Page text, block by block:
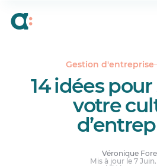
Gestion d'entreprise
14 idées
votre
Véronique
Mis à jour le 7
Tous les gestes comptent